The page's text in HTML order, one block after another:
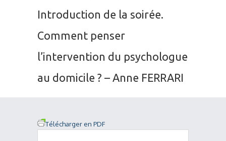
Introduction de la soirée.
Comment penser
l’intervention du psychologue
au domicile ? – Anne FERRARI
Télécharger en PDF